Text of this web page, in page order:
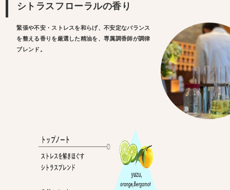
シトラスフローラルの香り
緊張や不安・ストレスを和らげ、不安定なバランス
を整える香りを厳選した精油を、専属調香師が調律
ブレンド。